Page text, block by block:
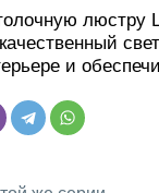
люстру
и